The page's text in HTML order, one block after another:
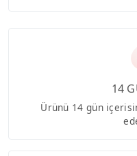
14
Ürünü 14 gün